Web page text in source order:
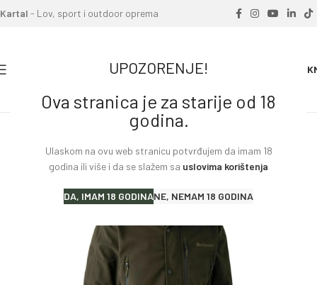
UPOZORENJE!
Ova stranica je za starije od 18
godina.
Ulaskom na ovu web stranicu potvrđujem da imam 18
godina ili više i da se slažem sa uslovima korištenja
DA, IMAM 18 GODINANE, NEMAM 18 GODINA
Kartal - Lov, sport i outdoor oprema
»Proizvodi »Jakna DEERHUNTER Gamekeeper PRO